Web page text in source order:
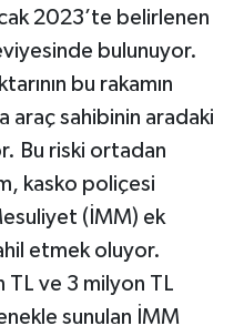
2023’te belirlenen
bulunuyor.
bu rakamın
araç sahibinin aradaki
Bu riski ortadan
kasko poliçesi
(İMM) ek
etmek oluyor.
TL ve 3 milyon TL
sunulan İMM